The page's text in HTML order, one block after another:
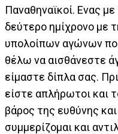
Παναθηναϊκοί. Ενας
δεύτερο ημίχρονο με
υπολοίπων αγώνων
θέλω να αισθάνεστε
είμαστε δίπλα σας.
είστε απλήρωτοι και
βάρος της ευθύνης
συμμερίζομαι και